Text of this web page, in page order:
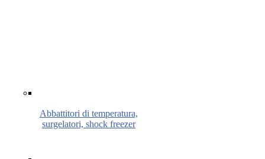
Abbattitori di temperatura,
surgelatori, shock freezer